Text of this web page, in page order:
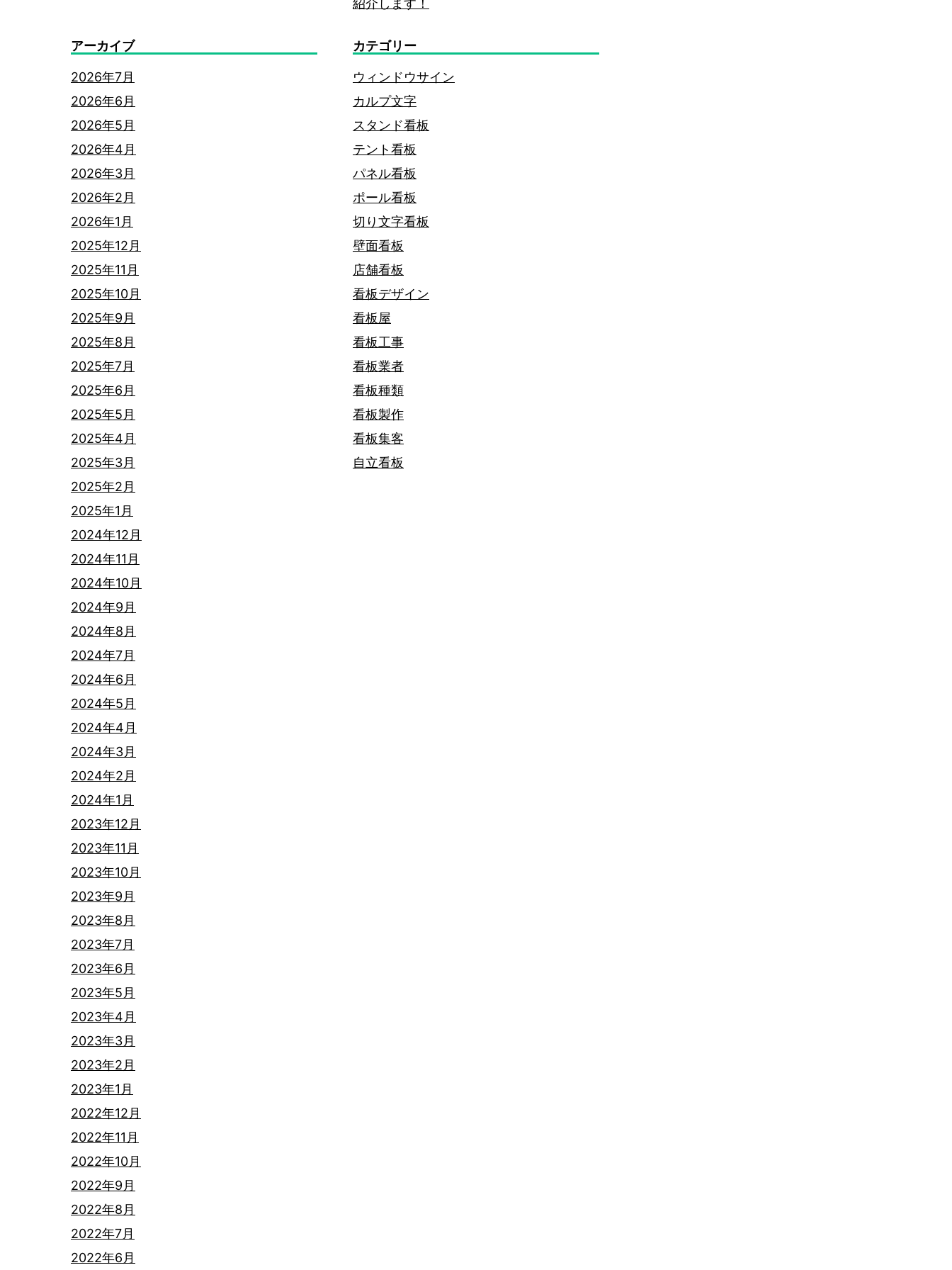
紹介します！
アーカイブ
2026年7月
2026年6月
2026年5月
2026年4月
2026年3月
2026年2月
2026年1月
2025年12月
2025年11月
2025年10月
2025年9月
2025年8月
2025年7月
2025年6月
2025年5月
2025年4月
2025年3月
2025年2月
2025年1月
2024年12月
2024年11月
2024年10月
2024年9月
2024年8月
2024年7月
2024年6月
2024年5月
2024年4月
2024年3月
2024年2月
2024年1月
2023年12月
2023年11月
2023年10月
2023年9月
2023年8月
2023年7月
2023年6月
2023年5月
2023年4月
2023年3月
2023年2月
2023年1月
2022年12月
2022年11月
2022年10月
2022年9月
2022年8月
2022年7月
2022年6月
カテゴリー
ウィンドウサイン
カルプ文字
スタンド看板
テント看板
パネル看板
ポール看板
切り文字看板
壁面看板
店舗看板
看板デザイン
看板屋
看板工事
看板業者
看板種類
看板製作
看板集客
自立看板